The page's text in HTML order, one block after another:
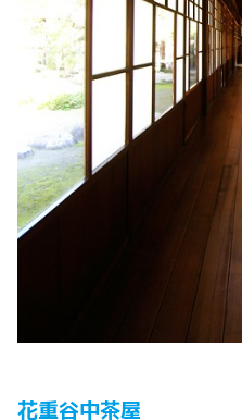
花重谷中茶屋